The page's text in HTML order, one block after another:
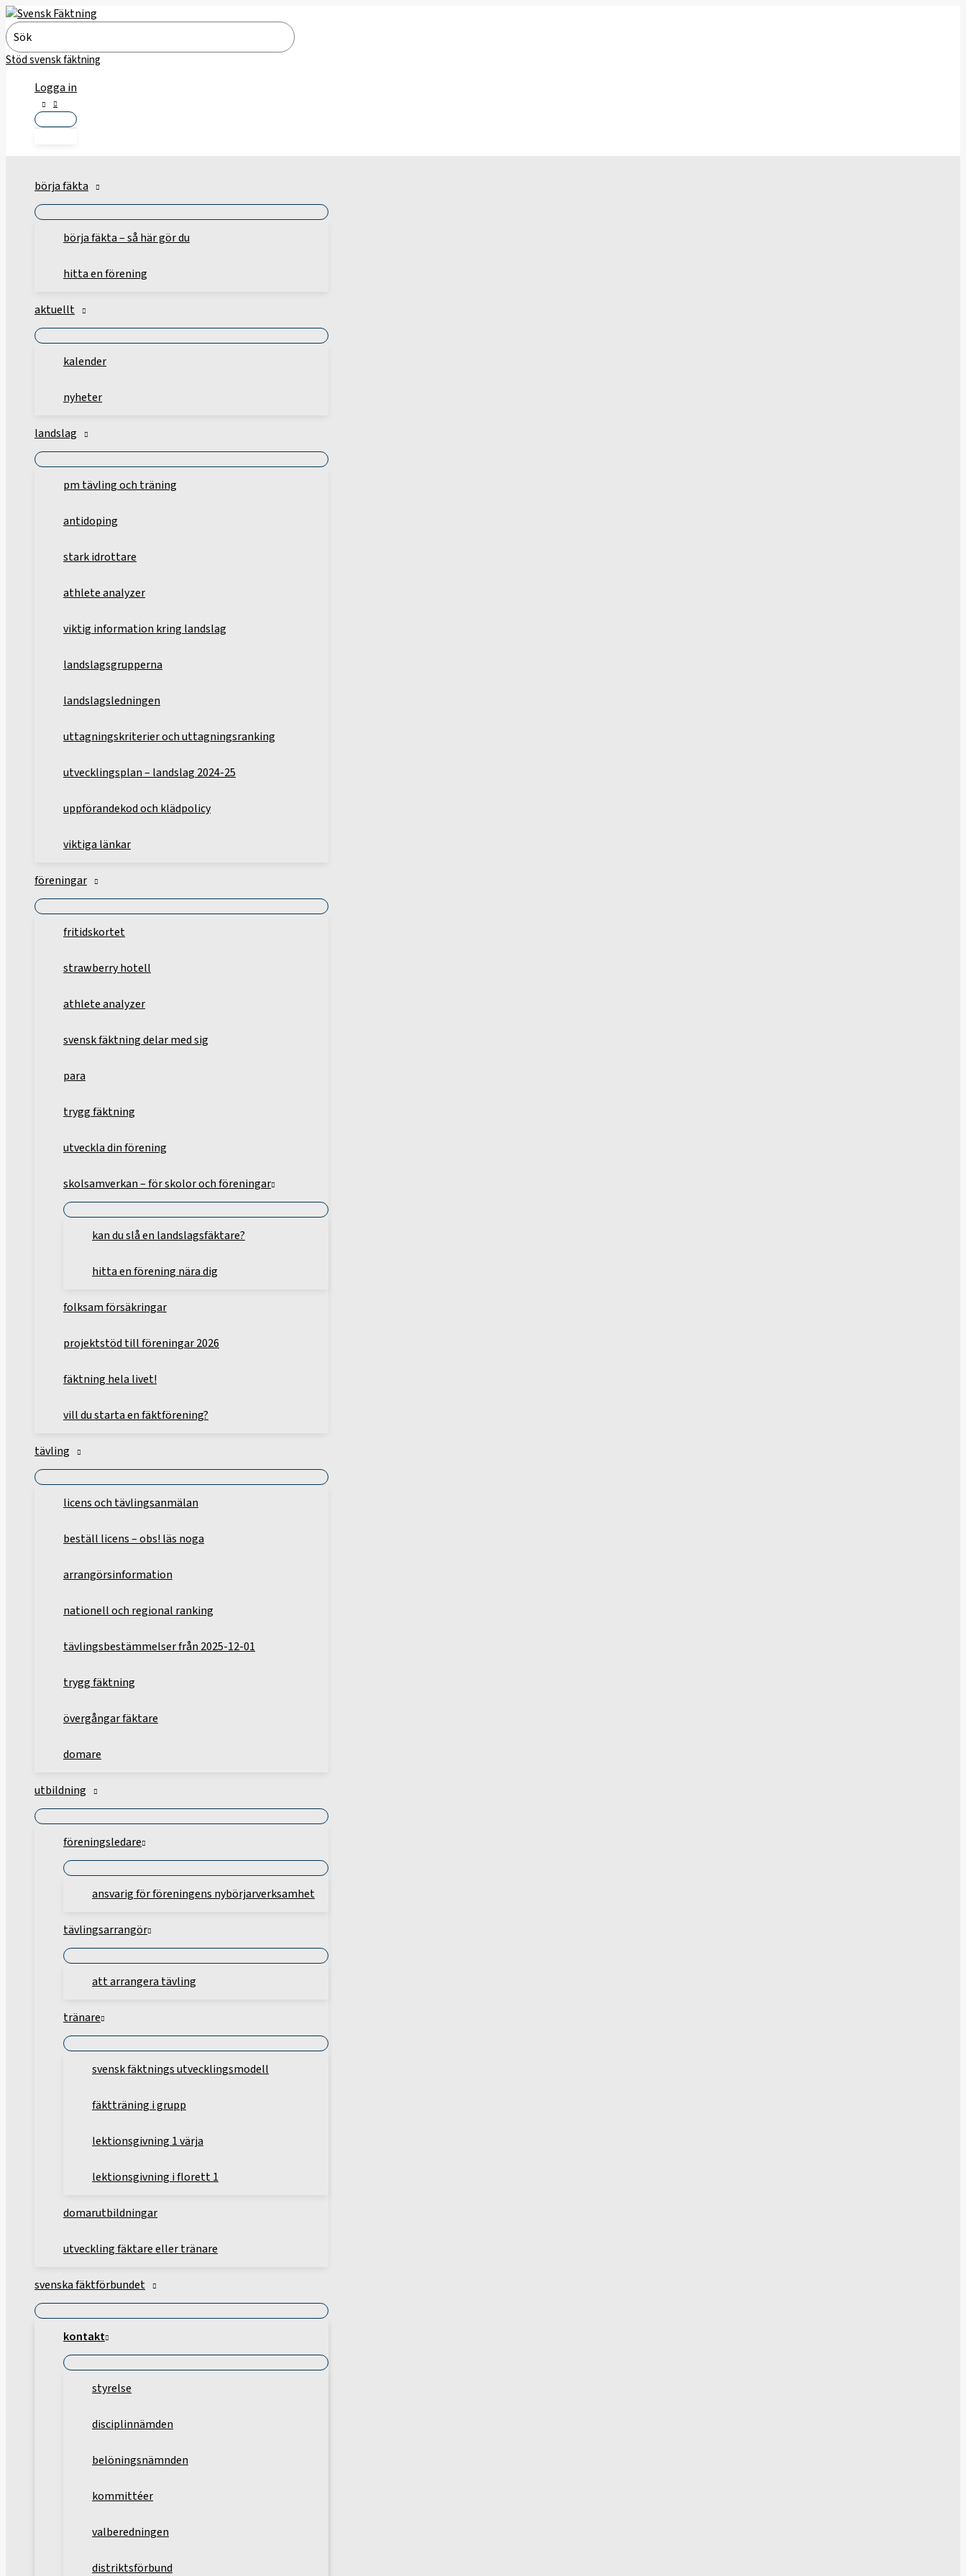
Hoppa
till
innehåll
Search
for:
Stöd svensk fäktning
Logga in
börja fäkta
börja fäkta – så här gör du
hitta en förening
aktuellt
kalender
nyheter
landslag
pm tävling och träning
antidoping
stark idrottare
athlete analyzer
viktig information kring landslag
landslagsgrupperna
landslagsledningen
uttagningskriterier och uttagningsranking
utvecklingsplan – landslag 2024-25
uppförandekod och klädpolicy
viktiga länkar
föreningar
fritidskortet
strawberry hotell
athlete analyzer
svensk fäktning delar med sig
para
trygg fäktning
utveckla din förening
skolsamverkan – för skolor och föreningar
kan du slå en landslagsfäktare?
hitta en förening nära dig
folksam försäkringar
projektstöd till föreningar 2026
fäktning hela livet!
vill du starta en fäktförening?
tävling
licens och tävlingsanmälan
beställ licens – obs! läs noga
arrangörsinformation
nationell och regional ranking
tävlingsbestämmelser från 2025-12-01
trygg fäktning
övergångar fäktare
domare
utbildning
föreningsledare
ansvarig för föreningens nybörjarverksamhet
tävlingsarrangör
att arrangera tävling
tränare
svensk fäktnings utvecklingsmodell
fäktträning i grupp
lektionsgivning 1 värja
lektionsgivning i florett 1
domarutbildningar
utveckling fäktare eller tränare
svenska fäktförbundet
kontakt
styrelse
disciplinnämden
belöningsnämnden
kommittéer
valberedningen
distriktsförbund